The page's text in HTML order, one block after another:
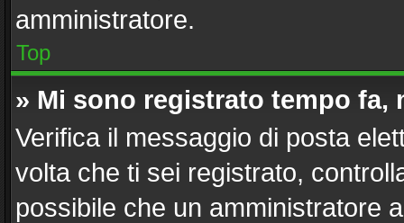
amministratore.
Top
» Mi sono registrato tempo
Verifica il messaggio di posta
volta che ti sei registrato,
possibile che un amministratore